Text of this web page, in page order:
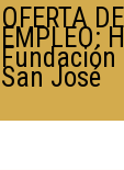
OFERTA DE
EMPLEO:
San José